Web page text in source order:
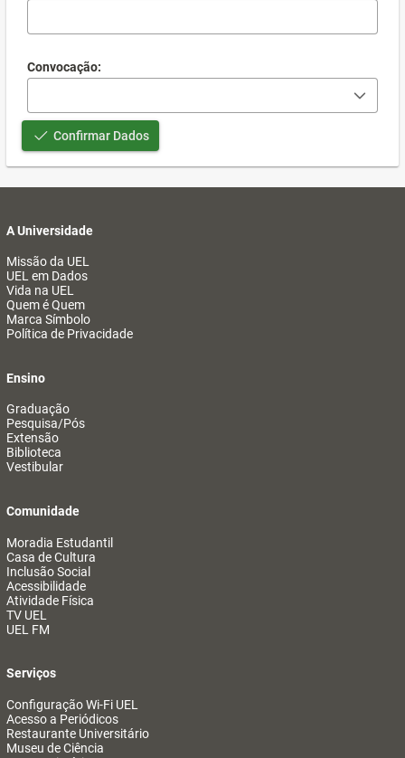
Convocação:
Confirmar Dados
A Universidade
Missão da UEL
UEL em Dados
Vida na UEL
Quem é Quem
Marca Símbolo
Política de Privacidade
Ensino
Graduação
Pesquisa/Pós
Extensão
Biblioteca
Vestibular
Comunidade
Moradia Estudantil
Casa de Cultura
Inclusão Social
Acessibilidade
Atividade Física
TV UEL
UEL FM
Serviços
Configuração Wi-Fi UEL
Acesso a Periódicos
Restaurante Universitário
Museu de Ciência